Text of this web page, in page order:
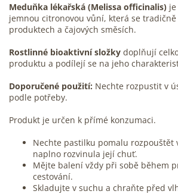
Meduňka lékařská (Melissa officinalis)
jemnou citronovou vůní, která se
produktech a čajových směsích.
Rostlinné bioaktivní složky doplňují
produktu a podílejí se na jeho
Doporučené použití: Nechte rozpustit v
podle potřeby.
Produkt je určen k přímé konzumaci.
Nechte pastilku pomalu rozpouštět
naplno rozvinula její chuť.
Mějte balení vždy při sobě během
cestování.
Skladujte v suchu a chraňte před